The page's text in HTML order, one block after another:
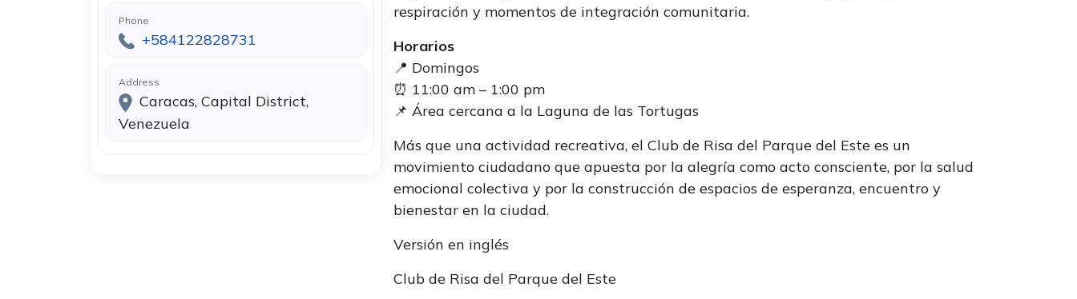
Phone
+584122828731
Address
Caracas, Capital District,
Venezuela
respiración y momentos de integración comunitaria.
Horarios
📍 Domingos
⏰ 11:00 am – 1:00 pm
📌 Área cercana a la Laguna de las Tortugas
Más que una actividad recreativa, el Club de Risa del Parque del Este es un
movimiento ciudadano que apuesta por la alegría como acto consciente, por la salud
emocional colectiva y por la construcción de espacios de esperanza, encuentro y
bienestar en la ciudad.
Versión en inglés
Club de Risa del Parque del Este